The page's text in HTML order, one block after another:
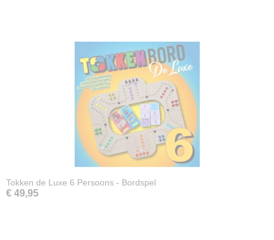
Tokken de Luxe 6 Persoons - Bordspel
€ 49,95